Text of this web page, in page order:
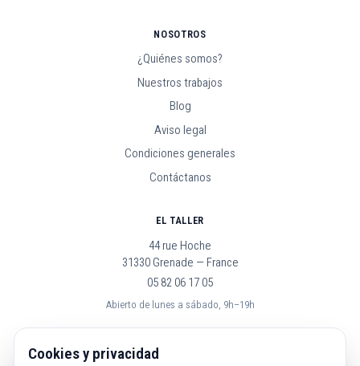
NOSOTROS
¿Quiénes somos?
Nuestros trabajos
Blog
Aviso legal
Condiciones generales
Contáctanos
EL TALLER
44 rue Hoche
31330 Grenade — France
05 82 06 17 05
Abierto de lunes a sábado, 9h–19h
SÍGUENOS
Cookies y privacidad